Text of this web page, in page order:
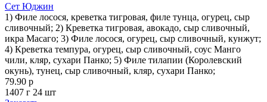
Сет Юджин
1) Филе лосося, креветка тигровая, филе тунца, огурец, сыр
сливочный; 2) Креветка тигровая, авокадо, сыр сливочный,
икра Масаго; 3) Филе лосося, огурец, сыр сливочный, кунжут;
4) Креветка темпура, огурец, сыр сливочный, соус Манго
чили, кляр, сухари Панко; 5) Филе тилапии (Королевский
окунь), тунец, сыр сливочный, кляр, сухари Панко;
79.90 р
1407 г 24 шт